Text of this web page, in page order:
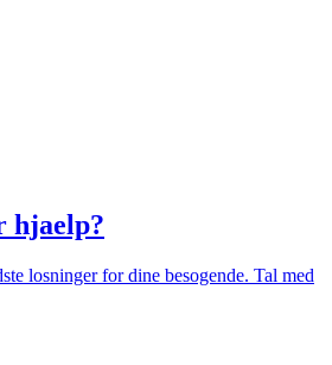
hjaelp?
losninger for dine besogende. Tal med